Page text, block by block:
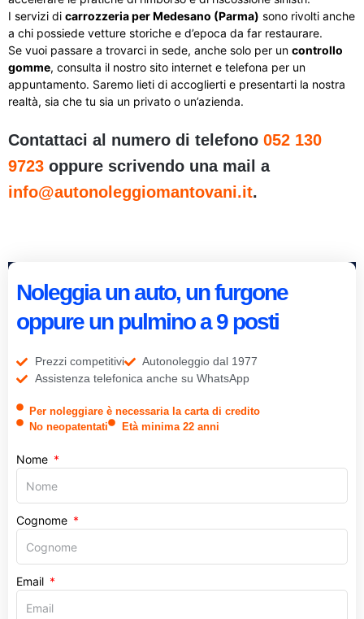
I servizi di carrozzeria per Medesano (Parma) sono rivolti anche
a chi possiede vetture storiche e d’epoca da far restaurare.
Se vuoi passare a trovarci in sede, anche solo per un controllo
gomme, consulta il nostro sito internet e telefona per un
appuntamento. Saremo lieti di accoglierti e presentarti la nostra
realtà, sia che tu sia un privato o un’azienda.
Contattaci al numero di telefono 052 130
9723 oppure scrivendo una mail a
info@autonoleggiomantovani.it.
Noleggia un auto, un furgone
oppure un pulmino a 9 posti
Prezzi competitivi
Autonoleggio dal 1977
Assistenza telefonica anche su WhatsApp
Per noleggiare è necessaria la carta di credito
No neopatentati
Età minima 22 anni
Nome
Cognome
Email